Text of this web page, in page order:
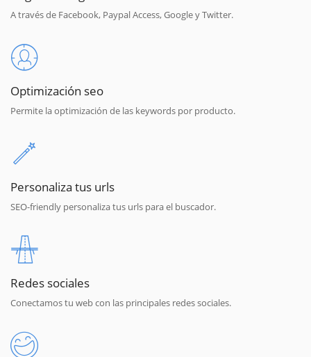
A través de Facebook, Paypal Access, Google y Twitter.
Optimización seo
Permite la optimización de las keywords por producto.
Personaliza tus urls
SEO-friendly personaliza tus urls para el buscador.
Redes sociales
Conectamos tu web con las principales redes sociales.